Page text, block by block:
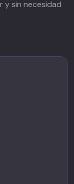
y sin necesidad